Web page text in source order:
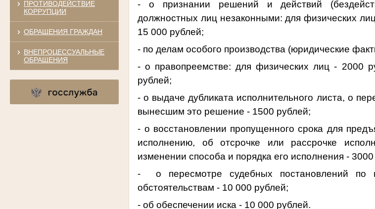
ПРОТИВОДЕЙСТВИЕ
КОРРУПЦИИ
ОБРАЩЕНИЯ ГРАЖДАН
ВНЕПРОЦЕССУАЛЬНЫЕ
ОБРАЩЕНИЯ
- о признании решений и действий
должностных лиц незаконными: для физических
15 000 рублей;
- по делам особого производства (юридические
- о правопреемстве: для физических лиц - 2000
рублей;
- о выдаче дубликата исполнительного листа, о
вынесшим это решение - 1500 рублей;
- о восстановлении пропущенного срока для
исполнению, об отсрочке или рассрочке
изменении способа и порядка его исполнения -
-
о пересмотре судебных постановлений
обстоятельствам - 10 000 рублей;
- об обеспечении иска - 10 000 рублей.